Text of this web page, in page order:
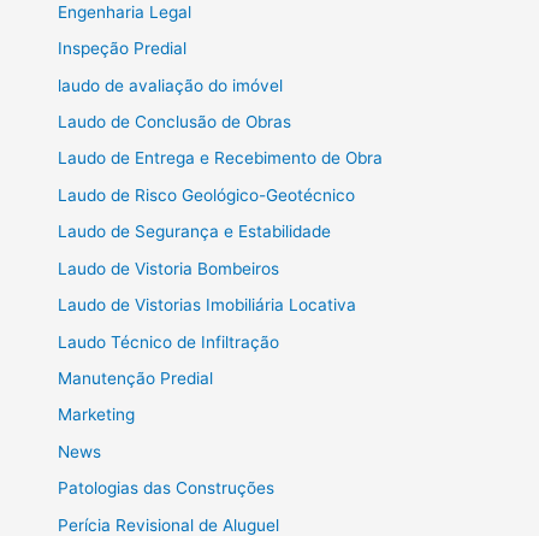
Engenharia Legal
Inspeção Predial
laudo de avaliação do imóvel
Laudo de Conclusão de Obras
Laudo de Entrega e Recebimento de Obra
Laudo de Risco Geológico-Geotécnico
Laudo de Segurança e Estabilidade
Laudo de Vistoria Bombeiros
Laudo de Vistorias Imobiliária Locativa
Laudo Técnico de Infiltração
Manutenção Predial
Marketing
News
Patologias das Construções
Perícia Revisional de Aluguel